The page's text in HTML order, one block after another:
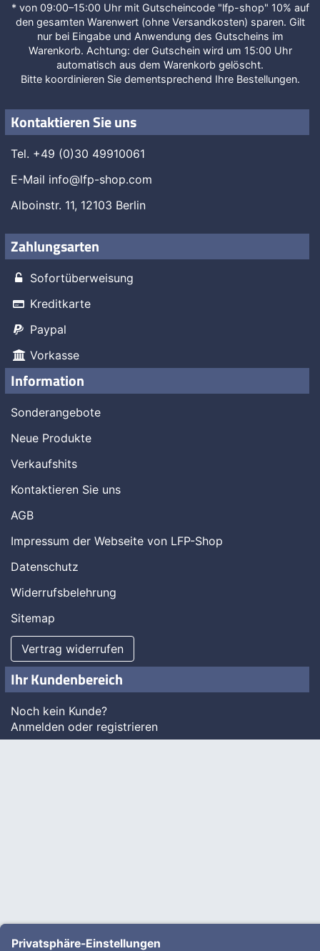
* von 09:00–15:00 Uhr mit Gutscheincode "lfp-shop" 10% auf
den gesamten Warenwert (ohne Versandkosten) sparen. Gilt
nur bei Eingabe und Anwendung des Gutscheins im
Warenkorb. Achtung: der Gutschein wird um 15:00 Uhr
automatisch aus dem Warenkorb gelöscht.
Bitte koordinieren Sie dementsprechend Ihre Bestellungen.
Kontaktieren Sie uns
Tel. +49 (0)30 49910061
E-Mail info@lfp-shop.com
Alboinstr. 11, 12103 Berlin
Zahlungsarten
Sofortüberweisung
Kreditkarte
Paypal
Vorkasse
Information
Sonderangebote
Neue Produkte
Verkaufshits
Kontaktieren Sie uns
AGB
Impressum der Webseite von LFP-Shop
Datenschutz
Widerrufsbelehrung
Sitemap
Vertrag widerrufen
Ihr Kundenbereich
Noch kein Kunde?
Anmelden oder registrieren